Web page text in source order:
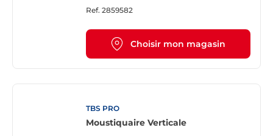
Ref. 2859582
Choisir mon magasin
TBS PRO
Moustiquaire Verticale